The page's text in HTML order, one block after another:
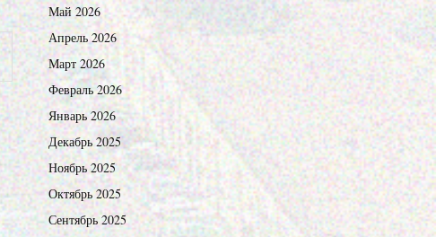
Май 2026
Апрель 2026
Март 2026
Февраль 2026
Январь 2026
Декабрь 2025
Ноябрь 2025
Октябрь 2025
Сентябрь 2025